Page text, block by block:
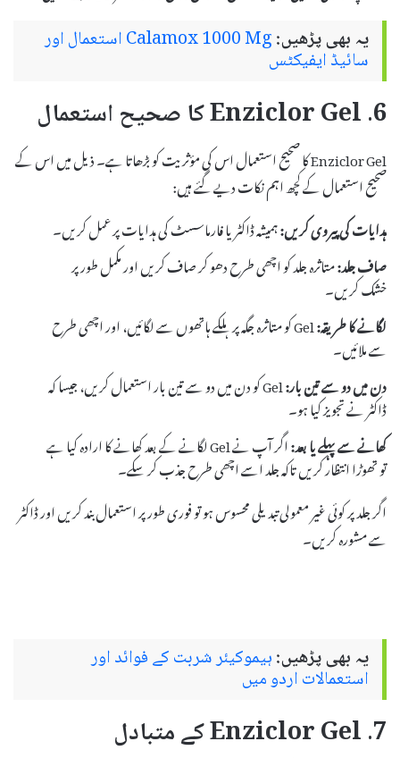
یہ بھی پڑھیں: Calamox 1000 Mg استعمال اور
سائیڈ ایفیکٹس
6. Enziclor Gel کا صحیح استعمال
Enziclor Gel کا صحیح استعمال اس کی مؤثریت کو بڑھاتا ہے۔ ذیل میں اس کے
صحیح استعمال کے کچھ اہم نکات دیے گئے ہیں:
ہدایات کی پیروی کریں:ہمیشہ ڈاکٹر یا فارماسسٹ کی ہدایات پر عمل کریں۔
صاف جلد:متاثرہ جلد کو اچھی طرح دھو کر صاف کریں اور مکمل طور پر
خشک کریں۔
لگانے کا طریقہ:
Gel کو متاثرہ جگہ پر ہلکے ہاتھوں سے لگائیں، اور اچھی طرح
سے ملائیں۔
دن میں دو سے تین بار:
Gel کو دن میں دو سے تین بار استعمال کریں، جیسا کہ
ڈاکٹر نے تجویز کیا ہو۔
کھانے سے پہلے یا بعد:
اگر آپ نے Gel لگانے کے بعد کھانے کا ارادہ کیا ہے
تو تھوڑا انتظار کریں تاکہ جلد اسے اچھی طرح جذب کر سکے۔
اگر جلد پر کوئی غیر معمولی تبدیلی محسوس ہو تو فوری طور پر استعمال بند کریں اور ڈاکٹر
سے مشورہ کریں۔
یہ بھی پڑھیں:ہیموکیئر شربت کے فوائد اور
استعمالات اردو میں
7. Enziclor Gel کے متبادل